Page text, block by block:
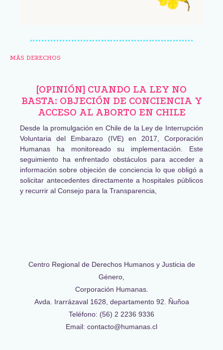
MÁS DERECHOS
[OPINIÓN] CUANDO LA LEY NO
BASTA: OBJECIÓN DE CONCIENCIA Y
ACCESO AL ABORTO EN CHILE
Desde la promulgación en Chile de la Ley de Interrupción
Voluntaria del Embarazo (IVE) en 2017, Corporación
Humanas ha monitoreado su implementación. Este
seguimiento ha enfrentado obstáculos para acceder a
información sobre objeción de conciencia lo que obligó a
solicitar antecedentes directamente a hospitales públicos
y recurrir al Consejo para la Transparencia,
Centro Regional de Derechos Humanos y Justicia de
Género,
Corporación Humanas.
Avda. Irarrázaval 1628, departamento 92. Ñuñoa
Teléfono: (56) 2 2236 9336
Email: contacto@humanas.cl